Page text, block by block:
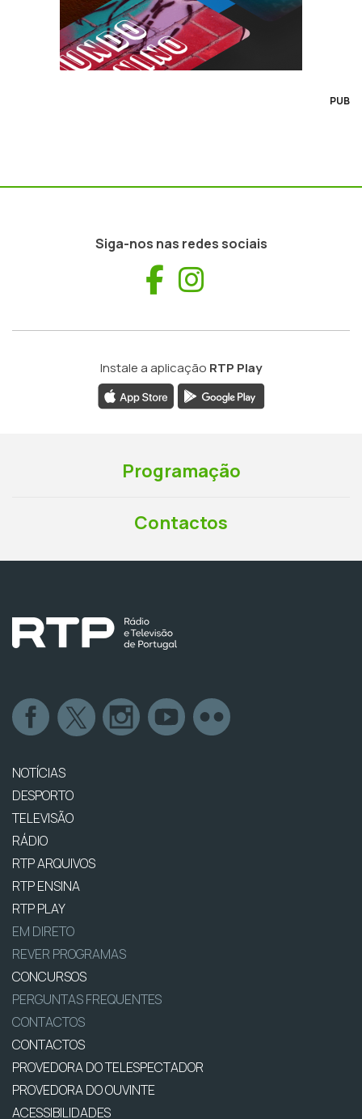
PUB
Siga-nos nas redes sociais
Facebook
Instale a aplicação RTP Play
Programação
Contactos
NOTÍCIAS
DESPORTO
TELEVISÃO
RÁDIO
RTP ARQUIVOS
RTP ENSINA
RTP PLAY
EM DIRETO
REVER PROGRAMAS
CONCURSOS
PERGUNTAS FREQUENTES
CONTACTOS
CONTACTOS
PROVEDORA DO TELESPECTADOR
PROVEDORA DO OUVINTE
ACESSIBILIDADES